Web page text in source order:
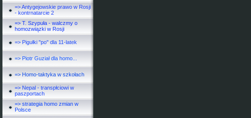
=> Antygejowskie prawo w Rosji
- kontrnatarcie 2
=> T. Szypuła - walczmy o
homozwiązki w Rosji
=> Pigułki "po" dla 11-latek
=> Piotr Guział dla homo...
=> Homo-taktyka w szkołach
=> Nepal - transpłciowi w
paszportach
=> strategia homo zmian w
Polsce